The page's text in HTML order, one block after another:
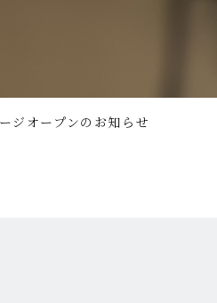
ジオープンのお知らせ